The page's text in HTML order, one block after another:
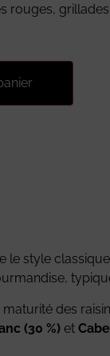
rouges,
le style
des
(30 %) et